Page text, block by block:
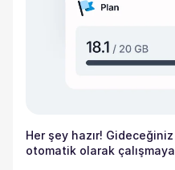
Her şey hazır! Gideceğiniz
otomatik olarak